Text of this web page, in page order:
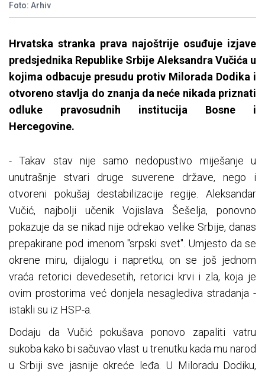
Foto: Arhiv
Hrvatska stranka prava najoštrije osuđuje izjave
predsjednika Republike Srbije Aleksandra Vučića u
kojima odbacuje presudu protiv Milorada Dodika i
otvoreno stavlja do znanja da neće nikada priznati
odluke pravosudnih institucija Bosne i
Hercegovine.
- Takav stav nije samo nedopustivo miješanje u
unutrašnje stvari druge suverene države, nego i
otvoreni pokušaj destabilizacije regije. Aleksandar
Vučić, najbolji učenik Vojislava Šešelja, ponovno
pokazuje da se nikad nije odrekao velike Srbije, danas
prepakirane pod imenom "srpski svet". Umjesto da se
okrene miru, dijalogu i napretku, on se još jednom
vraća retorici devedesetih, retorici krvi i zla, koja je
ovim prostorima već donjela nesaglediva stradanja -
istakli su iz HSP-a.
Dodaju da Vučić pokušava ponovo zapaliti vatru
sukoba kako bi sačuvao vlast u trenutku kada mu narod
u Srbiji sve jasnije okreće leđa. U Miloradu Dodiku,